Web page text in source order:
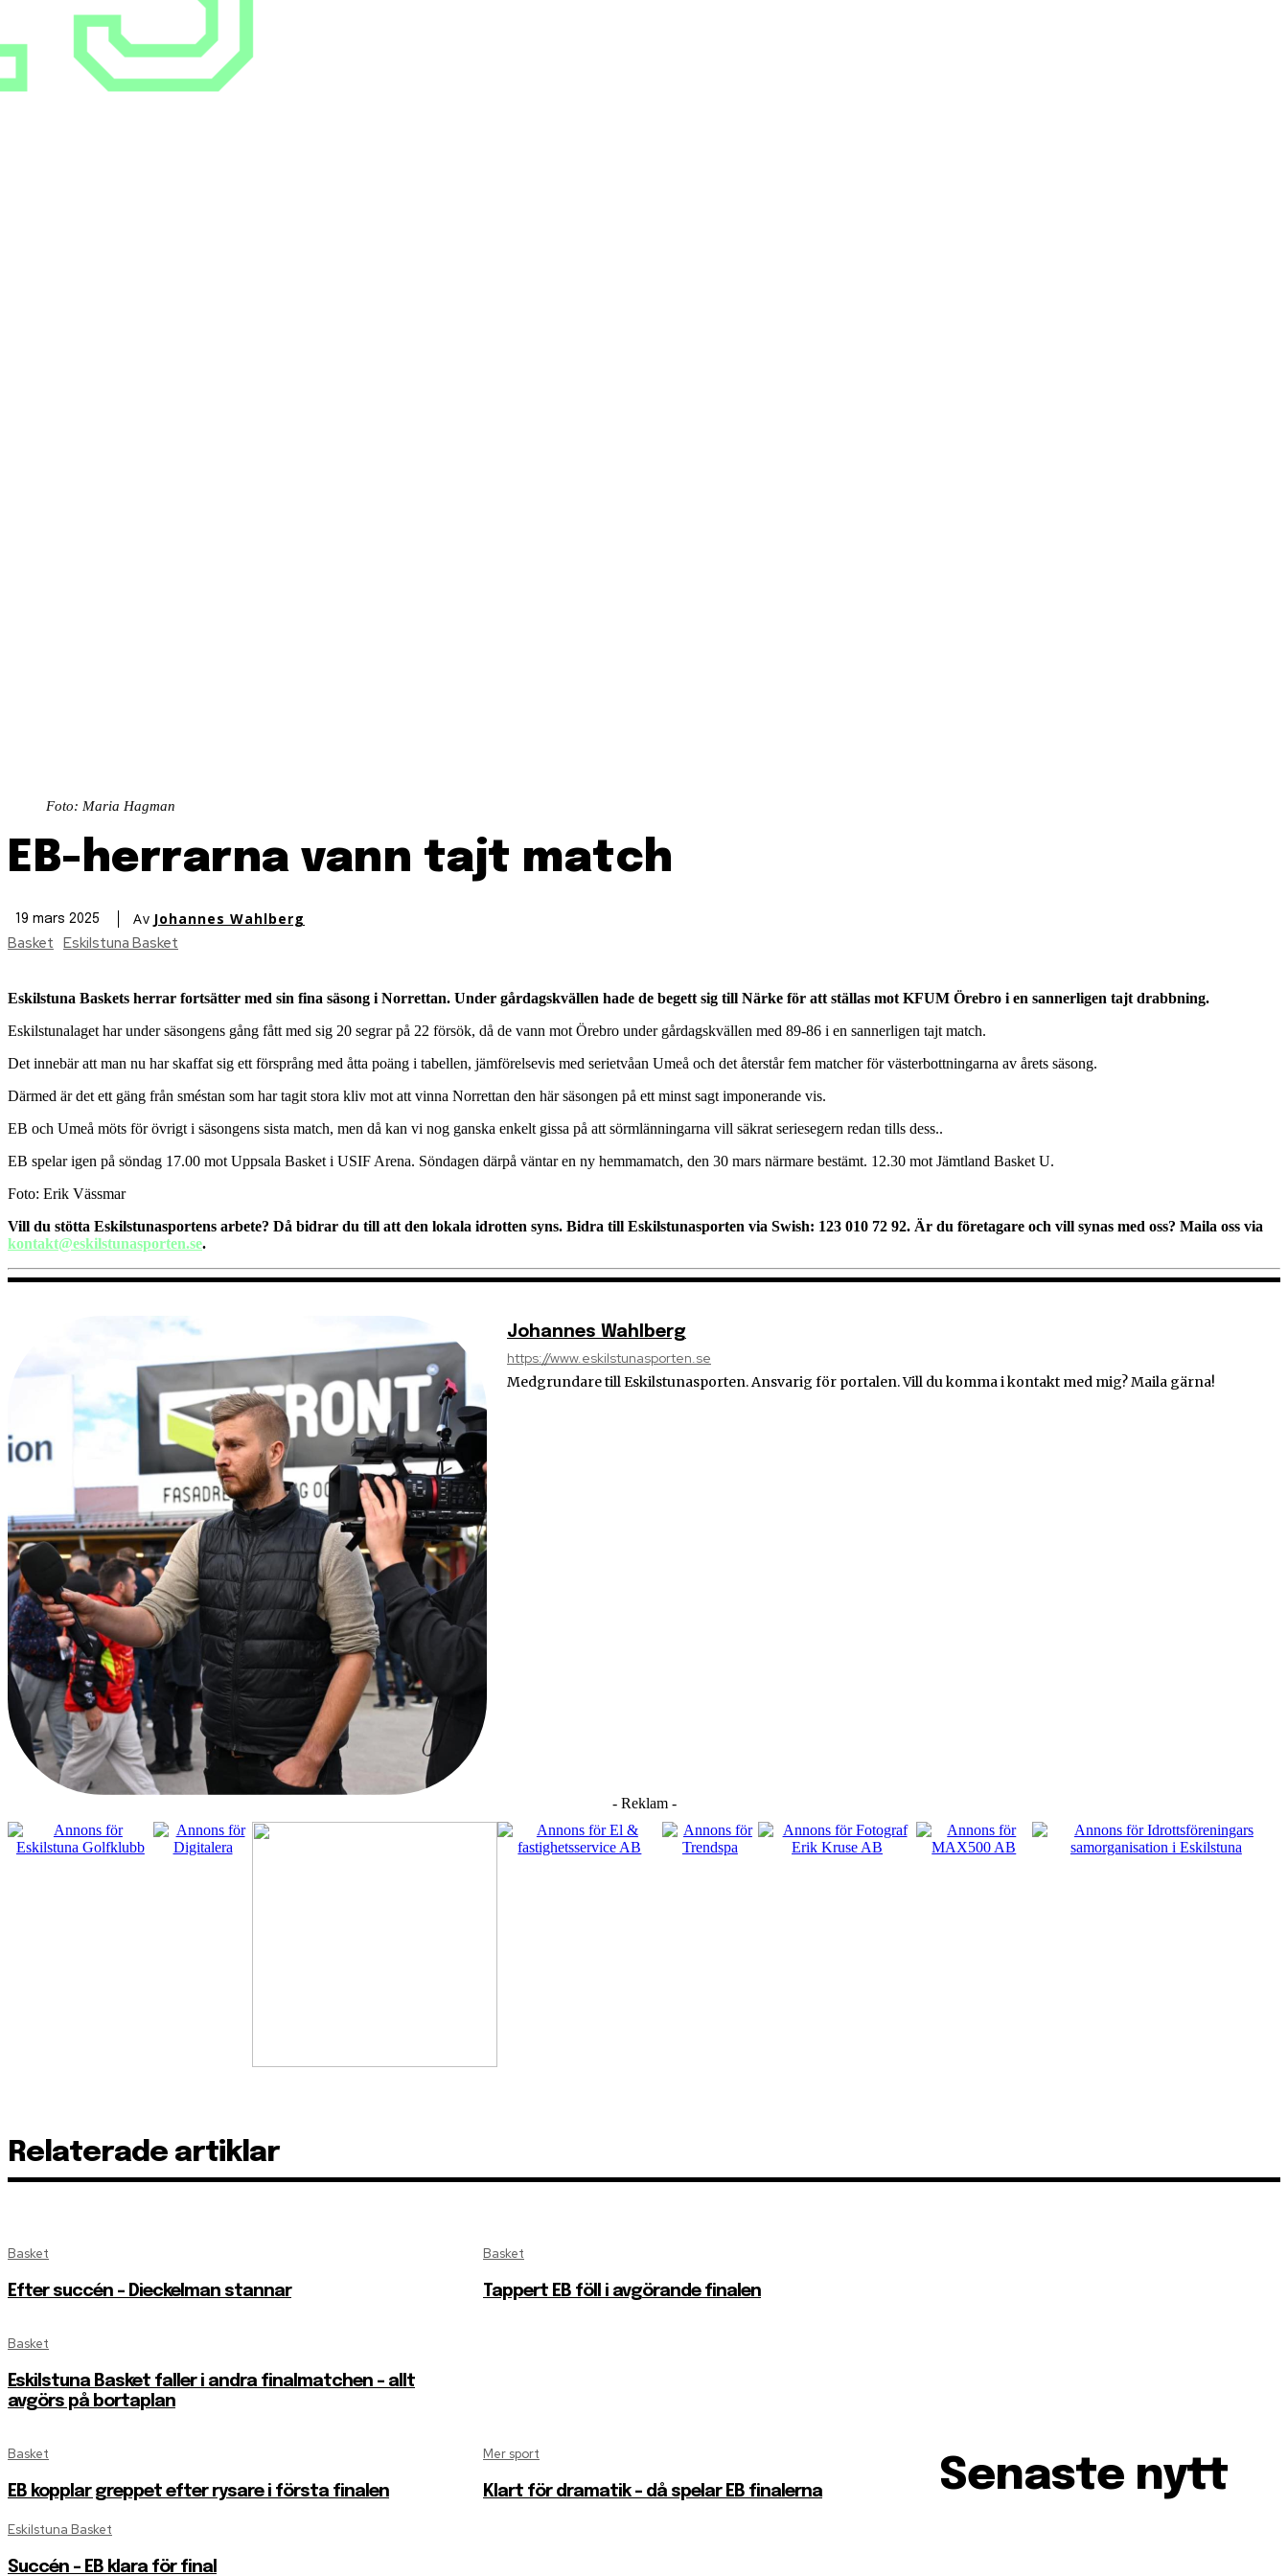
Foto: Maria Hagman
EB-herrarna vann tajt match
19 mars 2025 Av Johannes Wahlberg
Basket Eskilstuna Basket
Eskilstuna Baskets herrar fortsätter med sin fina säsong i Norrettan. Under gårdagskvällen hade de begett sig till Närke för att ställas mot KFUM Örebro i en sannerligen tajt drabbning.
Eskilstunalaget har under säsongens gång fått med sig 20 segrar på 22 försök, då de vann mot Örebro under gårdagskvällen med 89-86 i en sannerligen tajt match.
Det innebär att man nu har skaffat sig ett försprång med åtta poäng i tabellen, jämförelsevis med serietvåan Umeå och det återstår fem matcher för västerbottningarna av årets säsong.
Därmed är det ett gäng från sméstan som har tagit stora kliv mot att vinna Norrettan den här säsongen på ett minst sagt imponerande vis.
EB och Umeå möts för övrigt i säsongens sista match, men då kan vi nog ganska enkelt gissa på att sörmlänningarna vill säkrat seriesegern redan tills dess..
EB spelar igen på söndag 17.00 mot Uppsala Basket i USIF Arena. Söndagen därpå väntar en ny hemmamatch, den 30 mars närmare bestämt. 12.30 mot Jämtland Basket U.
Foto: Erik Vässmar
Vill du stötta Eskilstunasportens arbete? Då bidrar du till att den lokala idrotten syns. Bidra till Eskilstunasporten via Swish: 123 010 72 92. Är du företagare och vill synas med oss? Maila oss via
kontakt@eskilstunasporten.se.
Johannes Wahlberg
https://www.eskilstunasporten.se
Medgrundare till Eskilstunasporten. Ansvarig för portalen. Vill du komma i kontakt med mig? Maila gärna!
- Reklam -
Relaterade artiklar
Basket
Efter succén – Dieckelman stannar
Basket
Tappert EB föll i avgörande finalen
Basket
Eskilstuna Basket faller i andra finalmatchen – allt
avgörs på bortaplan
Basket
EB kopplar greppet efter rysare i första finalen
Mer sport
Klart för dramatik – då spelar EB finalerna
Eskilstuna Basket
Succén – EB klara för final
Senaste nytt